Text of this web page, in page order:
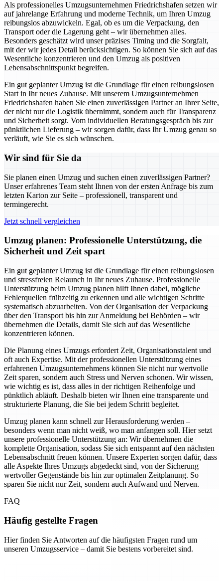
Als professionelles Umzugsunternehmen Friedrichshafen setzen wir
auf jahrelange Erfahrung und moderne Technik, um Ihren Umzug
reibungslos abzuwickeln. Egal, ob es um die Verpackung, den
Transport oder die Lagerung geht – wir übernehmen alles.
Besonders geschätzt wird unser präzises Timing und die Sorgfalt,
mit der wir jedes Detail berücksichtigen. So können Sie sich auf das
Wesentliche konzentrieren und den Umzug als positiven
Lebensabschnittspunkt begreifen.
Ein gut geplanter Umzug ist die Grundlage für einen reibungslosen
Start in Ihr neues Zuhause. Mit unserem Umzugsunternehmen
Friedrichshafen haben Sie einen zuverlässigen Partner an Ihrer Seite,
der nicht nur die Logistik übernimmt, sondern auch für Transparenz
und Sicherheit sorgt. Vom individuellen Beratungsgespräch bis zur
pünktlichen Lieferung – wir sorgen dafür, dass Ihr Umzug genau so
verläuft, wie Sie es sich wünschen.
Wir sind für Sie da
Sie planen einen Umzug und suchen einen zuverlässigen Partner?
Unser erfahrenes Team steht Ihnen von der ersten Anfrage bis zum
letzten Karton zur Seite – professionell, transparent und
termingerecht.
Jetzt schnell vergleichen
Umzug planen: Professionelle Unterstützung, die
Sicherheit und Zeit spart
Ein gut geplanter Umzug ist die Grundlage für einen reibungslosen
und stressfreien Relaunch in Ihr neues Zuhause. Professionelle
Unterstützung beim Umzug planen hilft Ihnen dabei, mögliche
Fehlerquellen frühzeitig zu erkennen und alle wichtigen Schritte
systematisch abzuarbeiten. Von der Organisation der Verpackung
über den Transport bis hin zur Anmeldung bei Behörden – wir
übernehmen die Details, damit Sie sich auf das Wesentliche
konzentrieren können.
Die Planung eines Umzugs erfordert Zeit, Organisationstalent und
oft auch Expertise. Mit der professionellen Unterstützung eines
erfahrenen Umzugsunternehmens können Sie nicht nur wertvolle
Zeit sparen, sondern auch Stress und Nerven schonen. Wir wissen,
wie wichtig es ist, dass alles in der richtigen Reihenfolge und
pünktlich abläuft. Deshalb bieten wir Ihnen eine transparente und
strukturierte Planung, die Sie bei jedem Schritt begleitet.
Umzug planen kann schnell zur Herausforderung werden –
besonders wenn man nicht weiß, wo man anfangen soll. Hier setzt
unsere professionelle Unterstützung an: Wir übernehmen die
komplette Organisation, sodass Sie sich entspannt auf den nächsten
Lebensabschnitt freuen können. Unsere Experten sorgen dafür, dass
alle Aspekte Ihres Umzugs abgedeckt sind, von der Sicherung
wertvoller Gegenstände bis hin zur optimalen Zeitplanung. So
sparen Sie nicht nur Zeit, sondern auch Aufwand und Nerven.
FAQ
Häufig gestellte Fragen
Hier finden Sie Antworten auf die häufigsten Fragen rund um
unseren Umzugsservice – damit Sie bestens vorbereitet sind.